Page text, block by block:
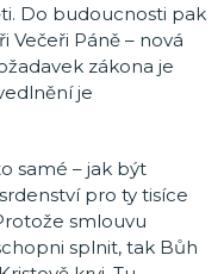
Do budoucnosti pak
Páně – nová
zákona je
je
samé – jak být
pro ty tisíce
smlouvu
splnit, tak Bůh